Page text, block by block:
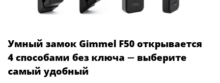
Умный замок Gimmel F50 открывается
4 способами без ключа — выберите
самый удобный